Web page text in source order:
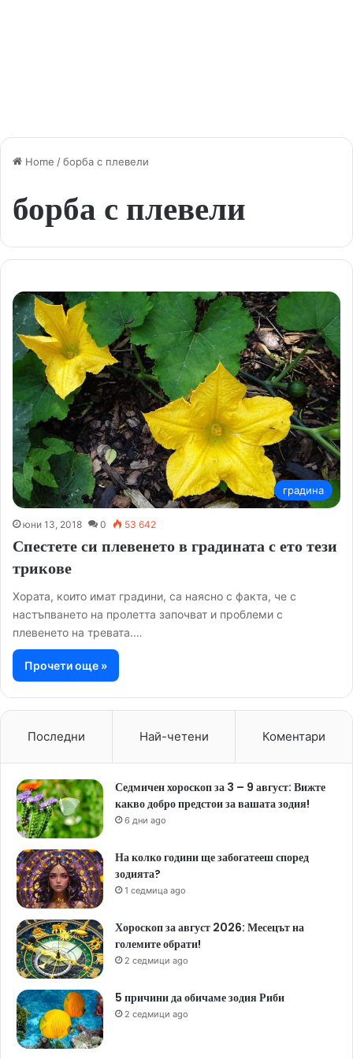
Home /борба с плевели
борба с плевели
градина
юни 13, 2018 0 53 642
Спестете си плевенето в градината с ето тези
трикове
Хората, които имат градини, са наясно с факта, че с
настъпването на пролетта започват и проблеми с
плевенето на тревата.…
Прочети още »
Последни Най-четени Коментари
Седмичен хороскоп за 3 – 9 август: Вижте
какво добро предстои за вашата зодия!
6 дни ago
На колко години ще забогатееш според
зодията?
1 седмица ago
Хороскоп за август 2026: Месецът на
големите обрати!
2 седмици ago
5 причини да обичаме зодия Риби
2 седмици ago